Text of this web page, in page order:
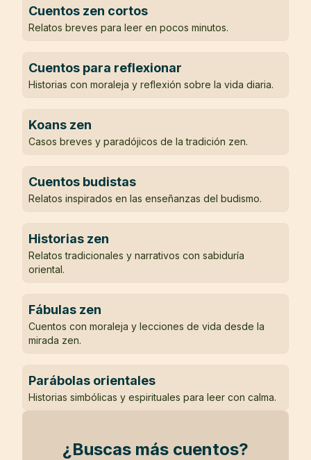
Cuentos zen cortos
Relatos breves para leer en pocos minutos.
Cuentos para reflexionar
Historias con moraleja y reflexión sobre la vida diaria.
Koans zen
Casos breves y paradójicos de la tradición zen.
Cuentos budistas
Relatos inspirados en las enseñanzas del budismo.
Historias zen
Relatos tradicionales y narrativos con sabiduría
oriental.
Fábulas zen
Cuentos con moraleja y lecciones de vida desde la
mirada zen.
Parábolas orientales
Historias simbólicas y espirituales para leer con calma.
¿Buscas más cuentos?